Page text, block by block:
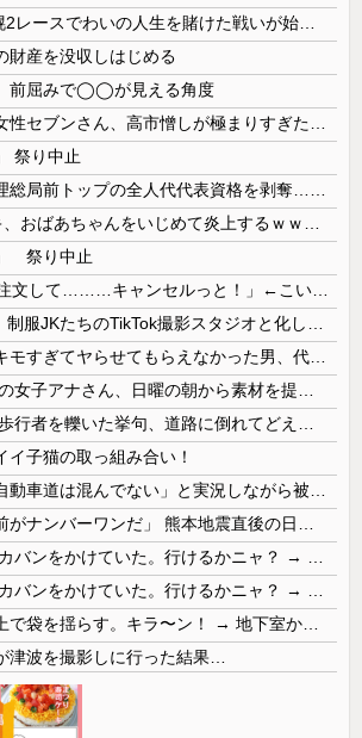
財産を没収しはじめる
、前屈みで◯◯が見える角度
祭り中止
祭り中止
イ子猫の取っ組み合い！
津波を撮影しに行った結果…